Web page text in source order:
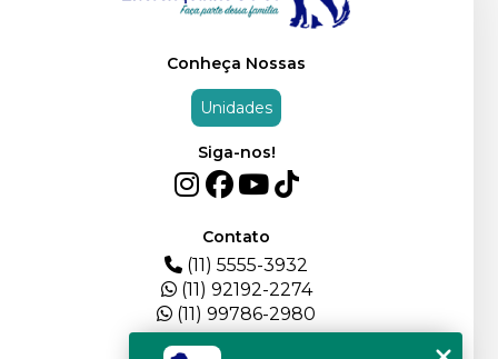
Conheça Nossas
Unidades
Siga-nos!
Contato
(11) 5555-3932
(11) 92192-2274
(11) 99786-2980